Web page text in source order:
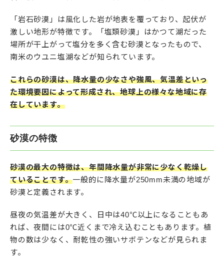
「岩石砂漠」は風化した岩が地表を覆っており、起伏が
激しい地形が特徴です。「塩類砂漠」はかつて湖だった
場所が干上がって塩分を多く含む砂漠となったもので、
南米のウユニ塩湖などが知られています。
これらの砂漠は、降水量の少なさや強風、気温差といっ
た環境要因によって形成され、地球上の様々な地域に存
在しています。
砂漠の特徴
砂漠の最大の特徴は、年間降水量が非常に少なく乾燥し
ていることです。一般的に降水量が250mm未満の地域が
砂漠と定義されます。
昼夜の気温差が大きく、日中は40℃以上になることもあ
れば、夜間には0℃近くまで冷え込むこともあります。植
物の数は少なく、耐乾性の強いサボテンなどが見られま
す。